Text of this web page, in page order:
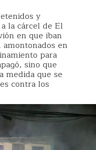
y
la cárcel de El
en que iban
en
para
sino que
medida que se
contra los